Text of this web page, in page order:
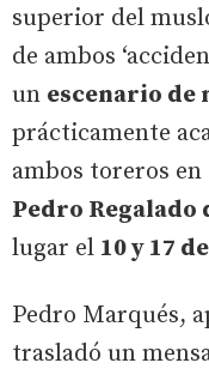
superior del
de ambos
un escenario
prácticamente
ambos toreros
Pedro Regalado
lugar el 10 y 17
Pedro Marqués,
trasladó un